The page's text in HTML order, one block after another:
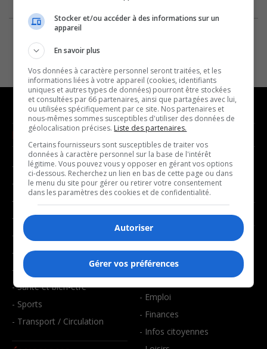
NOUVELLES
- Affaires municipales
- Communauté / Social
- Culture
- Économie
- Éducation
- Environnement
- Faits divers
- Santé et bien-être
- Sports
- Transport / Circulation
MUSIQUE
- Décompte franco
- Joué récemment
BALADOS
- Art de vivre
- Bien-être
- Emploi
- Finances
- Infos citoyennes
Stocker et/ou accéder à des informations sur un
appareil
En savoir plus
Vos données à caractère personnel seront traitées, et les
informations liées à votre appareil (cookies, identifiants
uniques et autres types de données) pourront être stockées
et consultées par 66 partenaires, ainsi que partagées avec lui,
ou utilisées spécifiquement par ce site. Nos partenaires et
nous-mêmes sommes susceptibles d'utiliser des données de
géolocalisation précises. Liste des partenaires.
Certains fournisseurs sont susceptibles de traiter vos
données à caractère personnel sur la base de l'intérêt
légitime. Vous pouvez vous y opposer en gérant vos options
ci-dessous. Recherchez un lien en bas de cette page ou dans
le menu du site pour gérer ou retirer votre consentement
dans les paramètres des cookies et de confidentialité.
Autoriser
Gérer vos préférences